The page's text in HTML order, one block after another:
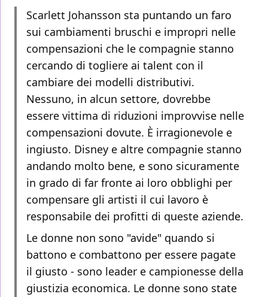
Scarlett Johansson sta puntando un faro
sui cambiamenti bruschi e impropri nelle
compensazioni che le compagnie stanno
cercando di togliere ai talent con il
cambiare dei modelli distributivi.
Nessuno, in alcun settore, dovrebbe
essere vittima di riduzioni improvvise nelle
compensazioni dovute. È irragionevole e
ingiusto. Disney e altre compagnie stanno
andando molto bene, e sono sicuramente
in grado di far fronte ai loro obblighi per
compensare gli artisti il cui lavoro è
responsabile dei profitti di queste aziende.
Le donne non sono "avide" quando si
battono e combattono per essere pagate
il giusto - sono leader e campionesse della
giustizia economica. Le donne sono state